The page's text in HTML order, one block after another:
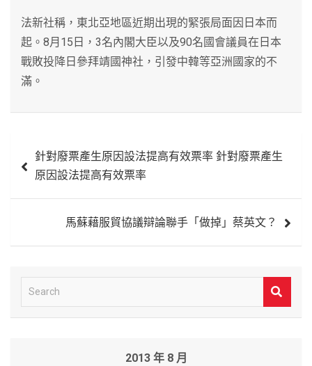
法新社稱，東北亞地區近期出現的緊張局面因日本而
起。8月15日，3名內閣大臣以及90名國會議員在日本
戰敗投降日參拜靖國神社，引發中韓等亞洲國家的不
滿。
章
針對廢票產生原因設法提高有效票率 針對廢票產生
原因設法提高有效票率
馬蘇藉服貿協議辯論聯手「做掉」蔡英文？
e
2013 年 8 月